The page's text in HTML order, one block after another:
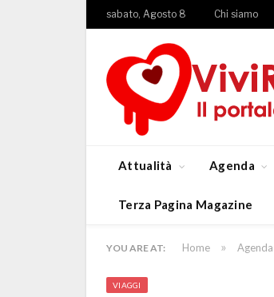
sabato, Agosto 8 Chi siamo
Attualità Agenda
Terza Pagina Magazine
YOU ARE AT: Home » Agenda
VIAGGI